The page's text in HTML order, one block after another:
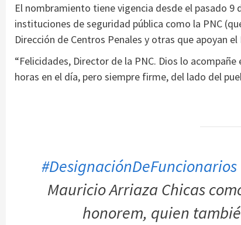
El nombramiento tiene vigencia desde el pasado
instituciones de seguridad pública como la PNC
Dirección de Centros Penales y otras que apoyan
“Felicidades, Director de la PNC. Dios lo
horas en el día, pero siempre firme, del lado del
#DesignaciónDeFuncionarios
Mauricio Arriaza Chicas
honorem, quien